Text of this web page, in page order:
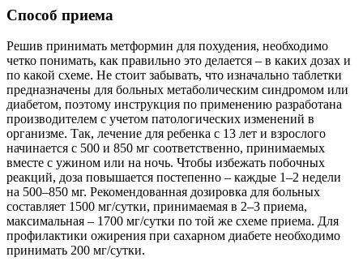
Способ приема
Решив принимать метформин для похудения, необходимо
четко понимать, как правильно это делается – в каких дозах и
по какой схеме. Не стоит забывать, что изначально таблетки
предназначены для больных метаболическим синдромом или
диабетом, поэтому инструкция по применению разработана
производителем с учетом патологических изменений в
организме. Так, лечение для ребенка с 13 лет и взрослого
начинается с 500 и 850 мг соответственно, принимаемых
вместе с ужином или на ночь. Чтобы избежать побочных
реакций, доза повышается постепенно – каждые 1–2 недели
на 500–850 мг. Рекомендованная дозировка для больных
составляет 1500 мг/сутки, принимаемая в 2–3 приема,
максимальная – 1700 мг/сутки по той же схеме приема. Для
профилактики ожирения при сахарном диабете необходимо
принимать 200 мг/сутки.